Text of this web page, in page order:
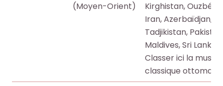
(Moyen-Orient)
Kirghistan,
Iran, Azerbaïdjan,
Tadjikistan,
Maldives, Sri
Classer ici la
classique